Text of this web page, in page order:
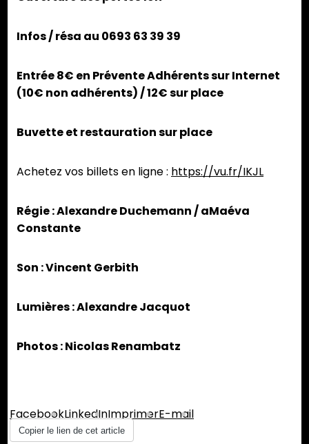
Infos / résa au 0693 63 39 39
Entrée 8€ en Prévente Adhérents sur Internet
(10€ non adhérents) / 12€ sur place
Buvette et restauration sur place
Achetez vos billets en ligne : https://vu.fr/IKJL
Régie : Alexandre Duchemann / aMaéva
Constante
Son : Vincent Gerbith
Lumières : Alexandre Jacquot
Photos : Nicolas Renambatz
FacebookLinkedInImprimerE-mail
Copier le lien de cet article